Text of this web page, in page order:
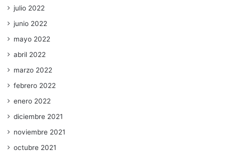
julio 2022
junio 2022
mayo 2022
abril 2022
marzo 2022
febrero 2022
enero 2022
diciembre 2021
noviembre 2021
octubre 2021